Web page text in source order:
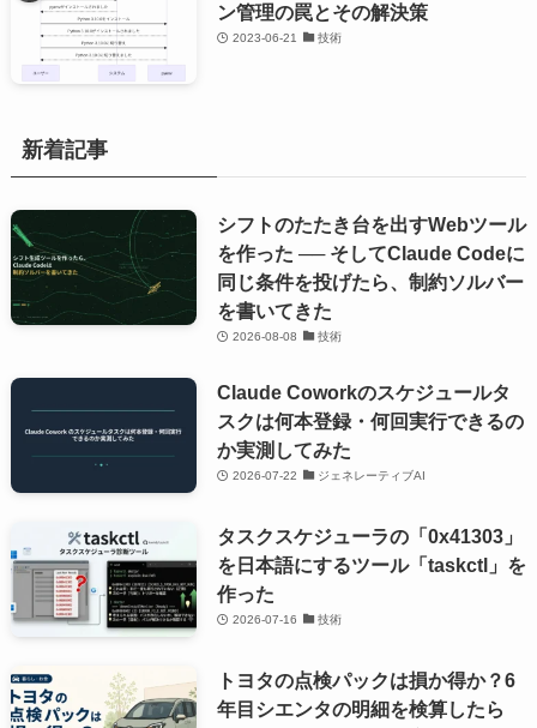
ン管理の罠とその解決策
2023-06-21 技術
新着記事
シフトのたたき台を出すWebツール
を作った ── そしてClaude Codeに
同じ条件を投げたら、制約ソルバー
を書いてきた
2026-08-08 技術
Claude Coworkのスケジュールタ
スクは何本登録・何回実行できるの
か実測してみた
2026-07-22 ジェネレーティブAI
タスクスケジューラの「0x41303」
を日本語にするツール「taskctl」を
作った
2026-07-16 技術
トヨタの点検パックは損か得か？6
年目シエンタの明細を検算したら